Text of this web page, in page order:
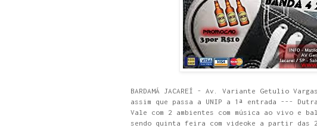
BARDAMÁ JACAREÍ - Av. Variante Getulio
assim que passa a UNIP a 1ª entrada ---
Vale com 2 ambientes com música ao vivo e
sendo quinta feira com videoke a partir das